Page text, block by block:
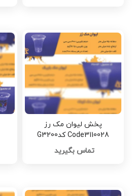
پخش لیوان مک رز
Code3110028 کدG3200
تماس بگیرید